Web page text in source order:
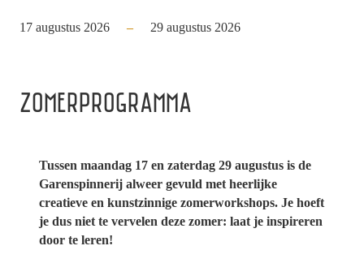
17 augustus 2026 – 29 augustus 2026
ZOMERPROGRAMMA
Tussen maandag 17 en zaterdag 29 augustus is de
Garenspinnerij alweer gevuld met heerlijke
creatieve en kunstzinnige zomerworkshops. Je hoeft
je dus niet te vervelen deze zomer: laat je inspireren
door te leren!